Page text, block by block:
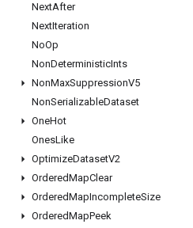
NextAfter
NextIteration
NoOp
NonDeterministicInts
NonMaxSuppressionV5
NonSerializableDataset
OneHot
OnesLike
OptimizeDatasetV2
OrderedMapClear
OrderedMapIncompleteSize
OrderedMapPeek